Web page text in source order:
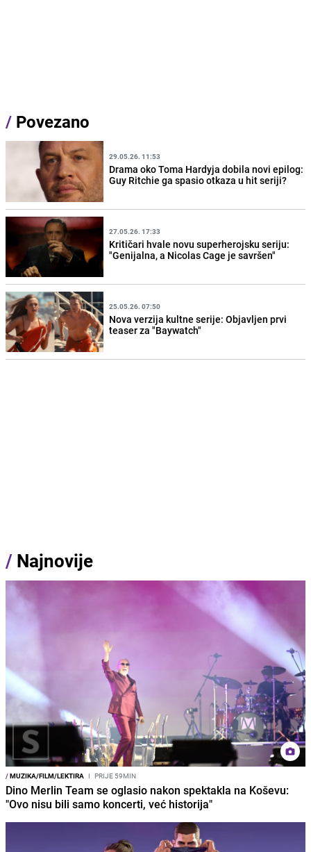
/ Povezano
29.05.26. 11:53
Drama oko Toma Hardyja dobila novi epilog:
Guy Ritchie ga spasio otkaza u hit seriji?
27.05.26. 17:33
Kritičari hvale novu superherojsku seriju:
"Genijalna, a Nicolas Cage je savršen"
25.05.26. 07:50
Nova verzija kultne serije: Objavljen prvi
teaser za "Baywatch"
/ Najnovije
/MUZIKA/FILM/LEKTIRA I PRIJE 59MIN
Dino Merlin Team se oglasio nakon spektakla na Koševu:
"Ovo nisu bili samo koncerti, već historija"